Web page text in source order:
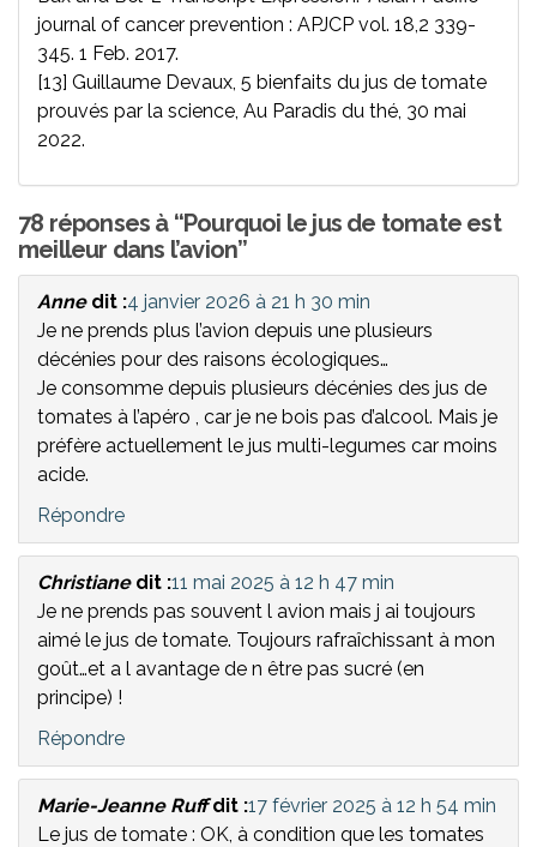
journal of cancer prevention : APJCP vol. 18,2 339-
345. 1 Feb. 2017.
[13] Guillaume Devaux, 5 bienfaits du jus de tomate
prouvés par la science, Au Paradis du thé, 30 mai
2022.
78 réponses à “Pourquoi le jus de tomate est
meilleur dans l’avion”
Anne dit :4 janvier 2026 à 21 h 30 min
Je ne prends plus l’avion depuis une plusieurs
décénies pour des raisons écologiques…
Je consomme depuis plusieurs décénies des jus de
tomates à l’apéro , car je ne bois pas d’alcool. Mais je
préfère actuellement le jus multi-legumes car moins
acide.
Répondre
Christiane dit :11 mai 2025 à 12 h 47 min
Je ne prends pas souvent l avion mais j ai toujours
aimé le jus de tomate. Toujours rafraîchissant à mon
goût…et a l avantage de n être pas sucré (en
principe) !
Répondre
Marie-Jeanne Ruff dit :17 février 2025 à 12 h 54 min
Le jus de tomate : OK, à condition que les tomates